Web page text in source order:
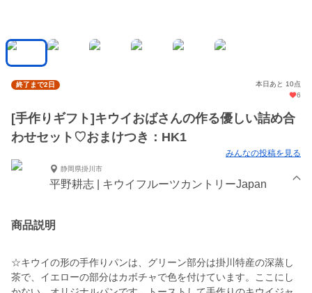
終了まで2日
本日あと 10点
6
[手作りギフト]キウイおばさんの作る優しい詰め合
わせセット♡おまけつき：HK1
みんなの投稿を見る
静岡県掛川市
平野耕志 | キウイフルーツカントリーJapan
商品説明
☆キウイの形の手作りパンは、グリーン部分は掛川特産の深蒸し
茶で、イエローの部分はカボチャで色を付けています。ここにし